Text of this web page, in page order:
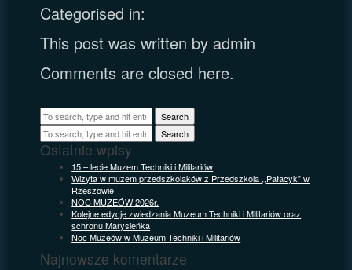
Categorised in:
This post was written by admin
Comments are closed here.
Search
Search
Ostatnie wpisy
15 – lecie Muzem Techniki i Militariów
Wizyta w muzem przedszkolaków z Przedszkola ,,Pałacyk” w
Rzeszowie
NOC MUZEÓW 2026r.
Kolejne edycje zwiedzania Muzeum Techniki i Militariów oraz
schronu Marysieńka
Noc Muzeów w Muzeum Techniki i Militariów
Najnowsze komentarze